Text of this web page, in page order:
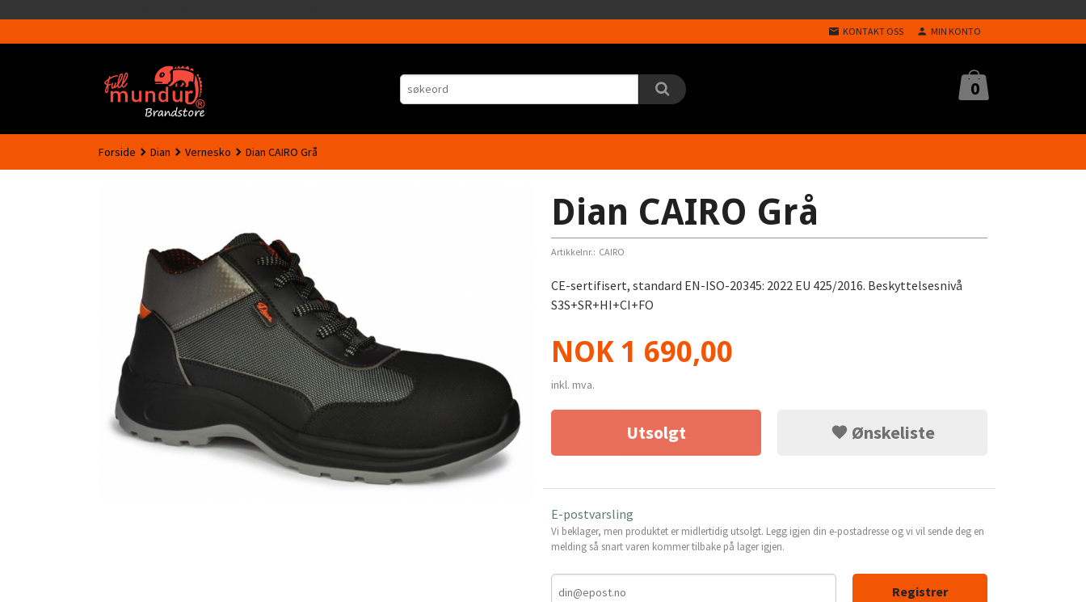
innholdet
KONTAKT OSS MIN KONTO
0
Forside Dian Vernesko Dian CAIRO Grå
Dian CAIRO Grå
Artikkelnr.: CAIRO
CE-sertifisert, standard EN-ISO-20345: 2022 EU 425/2016. Beskyttelsesnivå
S3S+SR+HI+CI+FO
Pris
NOK 1 690,00
inkl. mva.
Utsolgt Ønskeliste
E-postvarsling
Vi beklager, men produktet er midlertidig utsolgt. Legg igjen din e-postadresse og vi vil sende deg en
melding så snart varen kommer tilbake på lager igjen.
Registrer